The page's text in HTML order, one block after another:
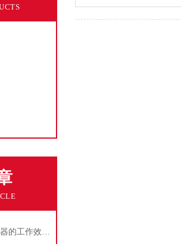
如何提高移动式吸尘器的工作效率？